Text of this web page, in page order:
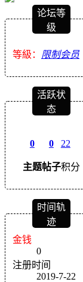
论坛等
级
等級： 限制会员
活跃状
态
0
主题
0
帖子
22
积分
时间轨
迹
金钱
0
注册时间
2019-7-22